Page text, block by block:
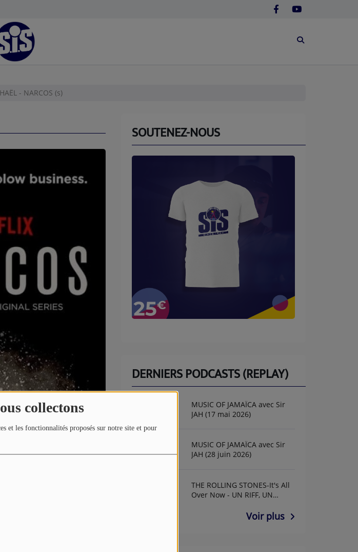
collectons
et les fonctionnalités proposés sur notre site et pour
- NARCOS (s)
SOUTENEZ-NOUS
DERNIERS PODCASTS (REPLAY)
MUSIC OF JAMAÏCA avec Sir
JAH (17 mai 2026)
MUSIC OF JAMAÏCA avec Sir
JAH (28 juin 2026)
THE ROLLING STONES-It's All
Over Now - UN RIFF, UN
Voir plus